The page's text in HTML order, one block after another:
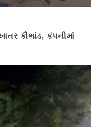
કૌભાંડ, કંપનીમાં